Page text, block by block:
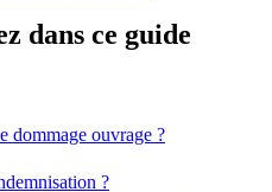
dans ce guide
dommage ouvrage ?
?